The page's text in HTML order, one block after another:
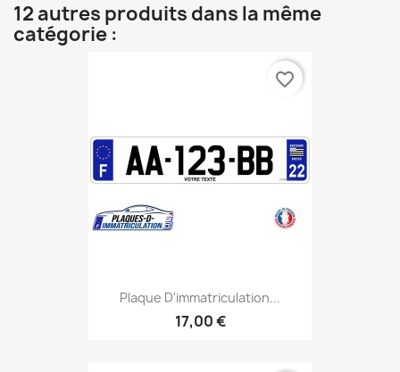
12 autres produits dans la même
catégorie :
Plaque D'immatriculation...
17,00 €
favorite_border